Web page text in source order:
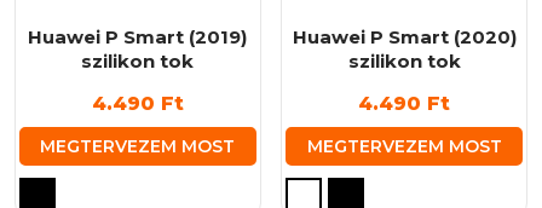
ki
Huawei P Smart (2019)
szilikon tok
4.490 Ft
MEGTERVEZEM MOST
Ennek
Huawei P Smart (2020)
szilikon tok
4.490 Ft
MEGTERVEZEM MOST
Ennek